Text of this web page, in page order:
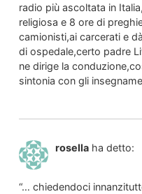
radio più ascoltata in
religiosa e 8 ore di
camionisti,ai carcerati e
di ospedale,certo padre
ne dirige la
sintonia con gli
rosella ha detto:
“… chiedendoci